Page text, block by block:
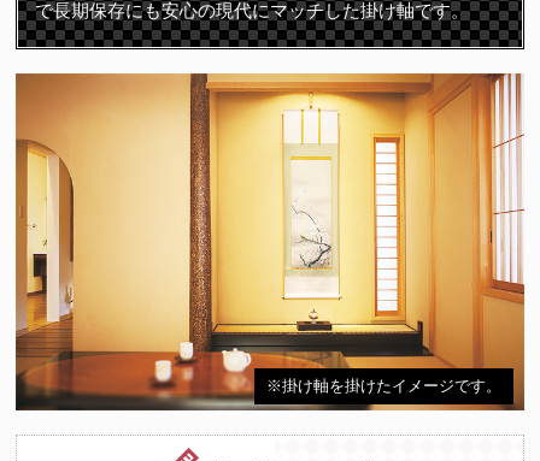
で長期保存にも安心の現代にマッチした掛け軸です。
※掛け軸を掛けたイメージです。